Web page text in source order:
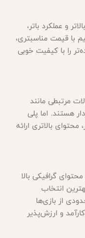
بالاتر و عملکرد باتر،
دارد. پلی استیشن 5 اسلیم با قیمت مناسبتری،
را با کیفیت خوبی
5، از محصولات مرتبطی مانند
هستند. اما پلی
محتوای بالاتری ارائه
گرافیکی بالا
پلی استیشن 5 پرو بهترین انتخاب
از بازی‌ها
5 اسلیم نیز کارآمد و ارزش‌پذیر